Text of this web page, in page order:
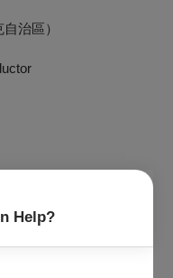
Help?
治區）
Arr. Chris Foss